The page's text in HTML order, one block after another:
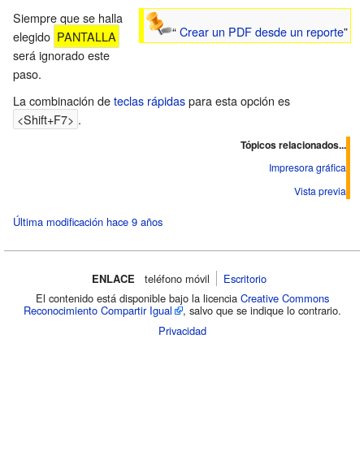
“Crear un PDF desde un reporte”
Siempre que se halla
elegido PANTALLA
será ignorado este
paso.
La combinación deteclas rápidaspara esta opción es
<Shift+F7> .
Tópicos relacionados...
Impresora gráfica
Vista previa
Última modificación hace 9 años
ENLACE teléfono móvil‌
Escritorio
El contenido está disponible bajo la licencia Creative Commons
Reconocimiento Compartir Igual
, salvo que se indique lo contrario.
Privacidad